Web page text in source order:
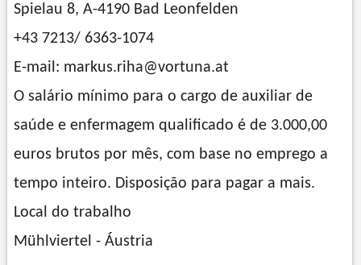
Spielau 8, A-4190 Bad Leonfelden
+43 7213/ 6363-1074
E-mail: markus.riha@vortuna.at
O salário mínimo para o cargo de auxiliar de
saúde e enfermagem qualificado é de 3.000,00
euros brutos por mês, com base no emprego a
tempo inteiro. Disposição para pagar a mais.
Local do trabalho
Mühlviertel - Áustria